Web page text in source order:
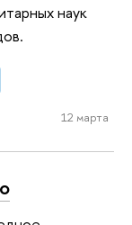
наук
12 марта